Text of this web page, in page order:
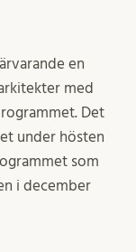
en
med
Det
under hösten
som
i december